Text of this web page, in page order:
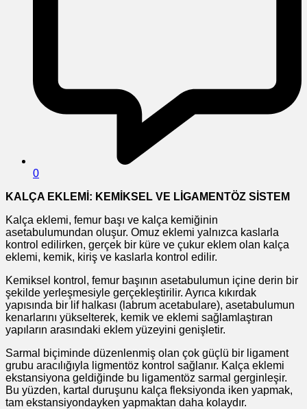
0
KALÇA EKLEMİ: KEMİKSEL VE LİGAMENTÖZ SİSTEM
Kalça eklemi, femur başı ve kalça kemiğinin
asetabulumundan oluşur. Omuz eklemi yalnızca kaslarla
kontrol edilirken, gerçek bir küre ve çukur eklem olan kalça
eklemi, kemik, kiriş ve kaslarla kontrol edilir.
Kemiksel kontrol, femur başının asetabulumun içine derin bir
şekilde yerleşmesiyle gerçekleştirilir. Ayrıca kıkırdak
yapısında bir lif halkası (labrum acetabulare), asetabulumun
kenarlarını yükselterek, kemik ve eklemi sağlamlaştıran
yapıların arasındaki eklem yüzeyini genişletir.
Sarmal biçiminde düzenlenmiş olan çok güçlü bir ligament
grubu aracılığıyla ligmentöz kontrol sağlanır. Kalça eklemi
ekstansiyona geldiğinde bu ligamentöz sarmal gerginleşir.
Bu yüzden, kartal duruşunu kalça fleksiyonda iken yapmak,
tam ekstansiyondayken yapmaktan daha kolaydır.